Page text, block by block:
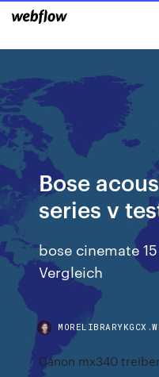
Bose
series v
bose cinemate
Vergleich
Canon mx340